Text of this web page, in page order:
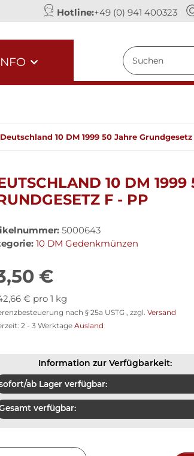
Hotline:+49 (0) 941 400323
Deutschland 10 DM 1999 50 Jahre Grundgesetz
10 DM 1999
F - PP
5000643
10 DM Gedenkmünzen
€
€ pro 1 kg
nach § 25a USTG , zzgl. Versand
2 - 3 Werktage Ausland
Information zur Verfügbarkeit:
ab Lager verfügbar:
verfügbar: